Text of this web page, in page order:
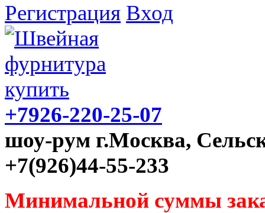
Регистрация Вход
+7926-220-25-07
шоу-рум г.Москва,
+7(926)44-55-233
Минимальной суммы